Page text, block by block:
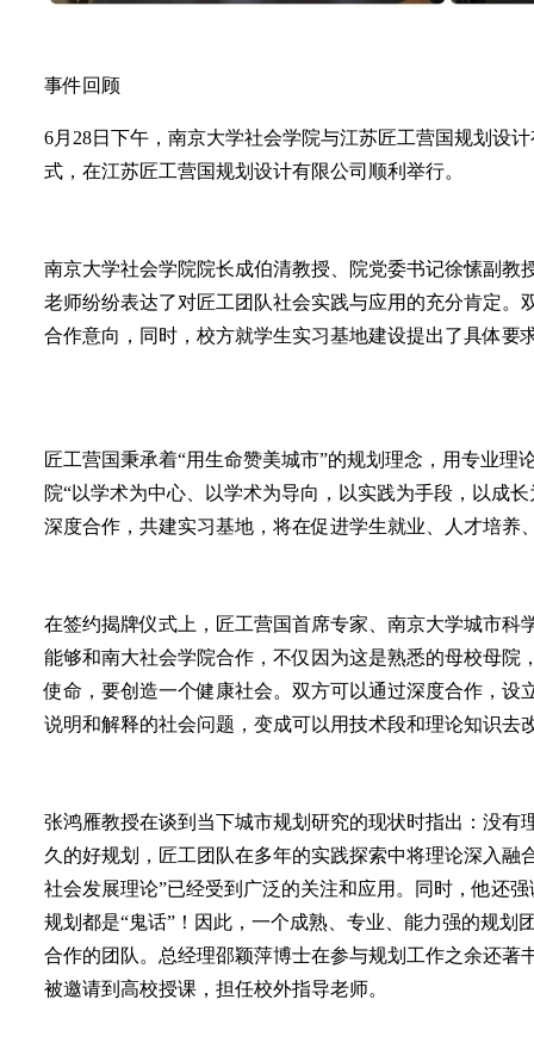
事件回顾
6月28日下午，南京大学社会学院与江苏匠工营国规划设
式，在江苏匠工营国规划设计有限公司顺利举行。
南京大学社会学院院长成伯清教授、院党委书记徐愫副教
老师纷纷表达了对匠工团队社会实践与应用的充分肯定。
合作意向，同时，校方就学生实习基地建设提出了具体要
匠工营国秉承着“用生命赞美城市”的规划理念，用专业理
院“以学术为中心、以学术为导向，以实践为手段，以成
深度合作，共建实习基地，将在促进学生就业、人才培养
在签约揭牌仪式上，匠工营国首席专家、南京大学城市科
能够和南大社会学院合作，不仅因为这是熟悉的母校母院
使命，要创造一个健康社会。双方可以通过深度合作，设
说明和解释的社会问题，变成可以用技术段和理论知识去
张鸿雁教授在谈到当下城市规划研究的现状时指出：没有
久的好规划，匠工团队在多年的实践探索中将理论深入融
社会发展理论”已经受到广泛的关注和应用。同时，他还
规划都是“鬼话”！因此，一个成熟、专业、能力强的规划
合作的团队。总经理邵颖萍博士在参与规划工作之余还著
被邀请到高校授课，担任校外指导老师。